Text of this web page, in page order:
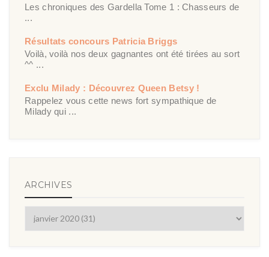
Les chroniques des Gardella Tome 1 : Chasseurs de
...
Résultats concours Patricia Briggs
Voilà, voilà nos deux gagnantes ont été tirées au sort
^^ ...
Exclu Milady : Découvrez Queen Betsy !
Rappelez vous cette news fort sympathique de
Milady qui ...
ARCHIVES